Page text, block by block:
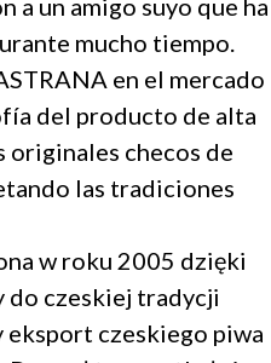
a un amigo suyo que ha
mucho tiempo.
en el mercado
del producto de alta
originales checos de
las tradiciones
w roku 2005 dzięki
do czeskiej tradycji
eksport czeskiego piwa